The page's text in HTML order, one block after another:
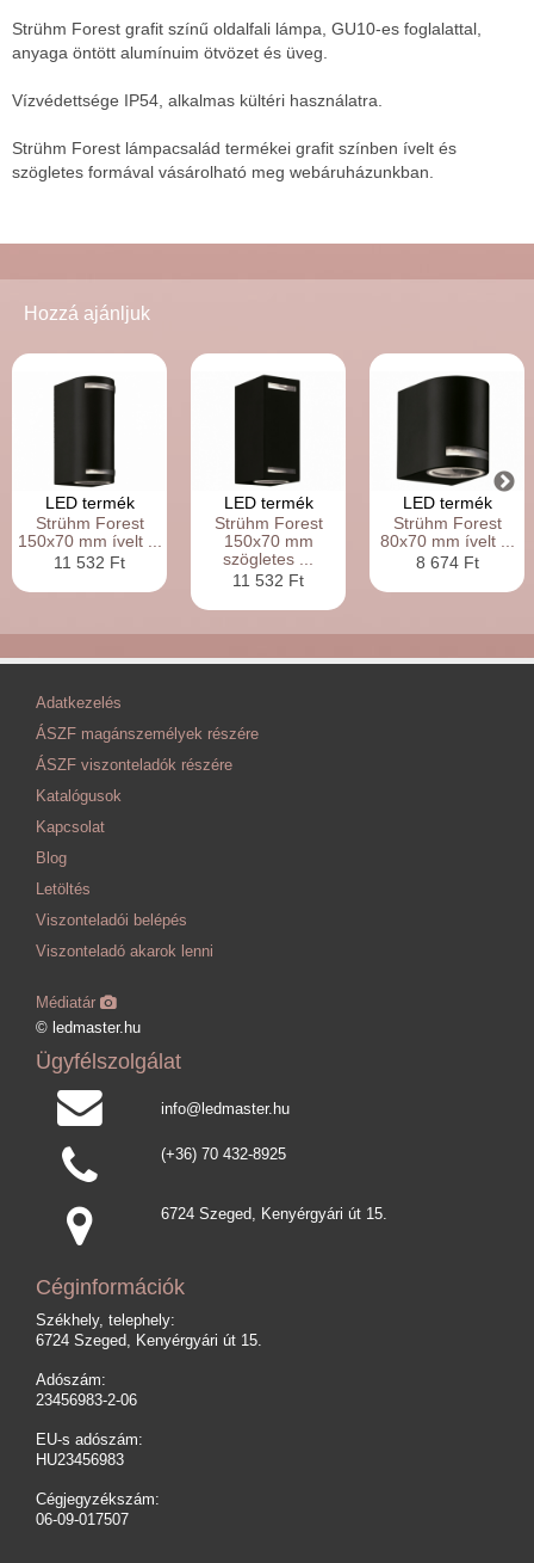
Strühm Forest grafit színű oldalfali lámpa, GU10-es foglalattal,
anyaga öntött alumínuim ötvözet és üveg.
Vízvédettsége IP54, alkalmas kültéri használatra.
Strühm Forest lámpacsalád termékei grafit színben ívelt és
szögletes formával vásárolható meg webáruházunkban.
Hozzá ajánljuk
LED termék
Strühm Forest
150x70 mm ívelt ...
11 532 Ft
LED termék
Strühm Forest
150x70 mm
szögletes ...
11 532 Ft
LED termék
Strühm Forest
80x70 mm ívelt ...
8 674 Ft
Adatkezelés
ÁSZF magánszemélyek részére
ÁSZF viszonteladók részére
Katalógusok
Kapcsolat
Blog
Letöltés
Viszonteladói belépés
Viszonteladó akarok lenni
Médiatár
© ledmaster.hu
Ügyfélszolgálat
info@ledmaster.hu
(+36) 70 432-8925
6724 Szeged, Kenyérgyári út 15.
Céginformációk
Székhely, telephely:
6724 Szeged, Kenyérgyári út 15.
Adószám:
23456983-2-06
EU-s adószám:
HU23456983
Cégjegyzékszám:
06-09-017507